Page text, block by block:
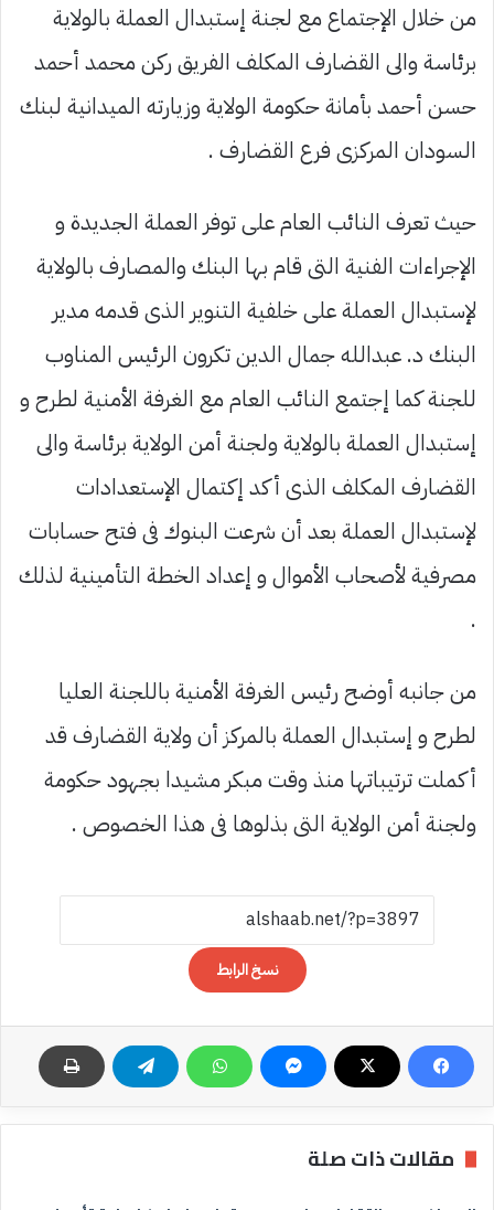
من خلال الإجتماع مع لجنة إستبدال العملة بالولاية
برئاسة والى القضارف المكلف الفريق ركن محمد أحمد
حسن أحمد بأمانة حكومة الولاية وزيارته الميدانية لبنك
السودان المركزى فرع القضارف .
حيث تعرف النائب العام على توفر العملة الجديدة و
الإجراءات الفنية التى قام بها البنك والمصارف بالولاية
لإستبدال العملة على خلفية التنوير الذى قدمه مدير
البنك د. عبدالله جمال الدين تكرون الرئيس المناوب
للجنة كما إجتمع النائب العام مع الغرفة الأمنية لطرح و
إستبدال العملة بالولاية ولجنة أمن الولاية برئاسة والى
القضارف المكلف الذى أكد إكتمال الإستعدادات
لإستبدال العملة بعد أن شرعت البنوك فى فتح حسابات
مصرفية لأصحاب الأموال و إعداد الخطة التأمينية لذلك
.
من جانبه أوضح رئيس الغرفة الأمنية باللجنة العليا
لطرح و إستبدال العملة بالمركز أن ولاية القضارف قد
أكملت ترتيباتها منذ وقت مبكر مشيدا بجهود حكومة
ولجنة أمن الولاية التى بذلوها فى هذا الخصوص .
نسخ الرابط
مقالات ذات صلة